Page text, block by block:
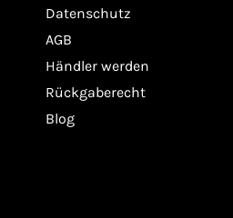
Datenschutz
AGB
Händler werden
Rückgaberecht
Blog